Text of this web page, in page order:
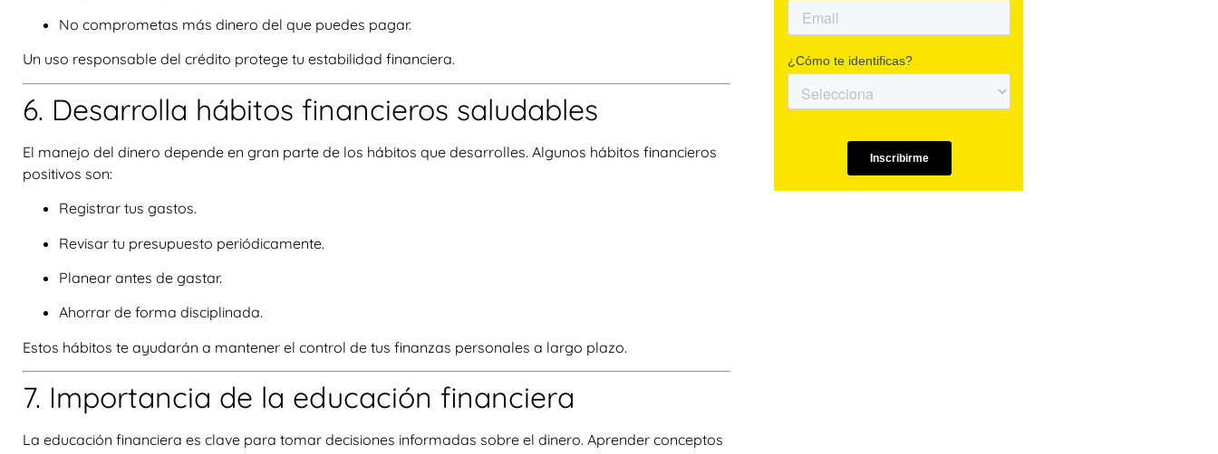
No comprometas más dinero del que puedes pagar.
Un uso responsable del crédito protege tu estabilidad financiera.
6. Desarrolla hábitos financieros saludables
El manejo del dinero depende en gran parte de los hábitos que desarrolles. Algunos hábitos financieros
positivos son:
Registrar tus gastos.
Revisar tu presupuesto periódicamente.
Planear antes de gastar.
Ahorrar de forma disciplinada.
Estos hábitos te ayudarán a mantener el control de tus finanzas personales a largo plazo.
7. Importancia de la educación financiera
La educación financiera es clave para tomar decisiones informadas sobre el dinero. Aprender conceptos